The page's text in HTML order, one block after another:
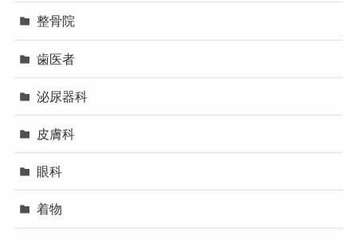
整骨院
歯医者
泌尿器科
皮膚科
眼科
着物